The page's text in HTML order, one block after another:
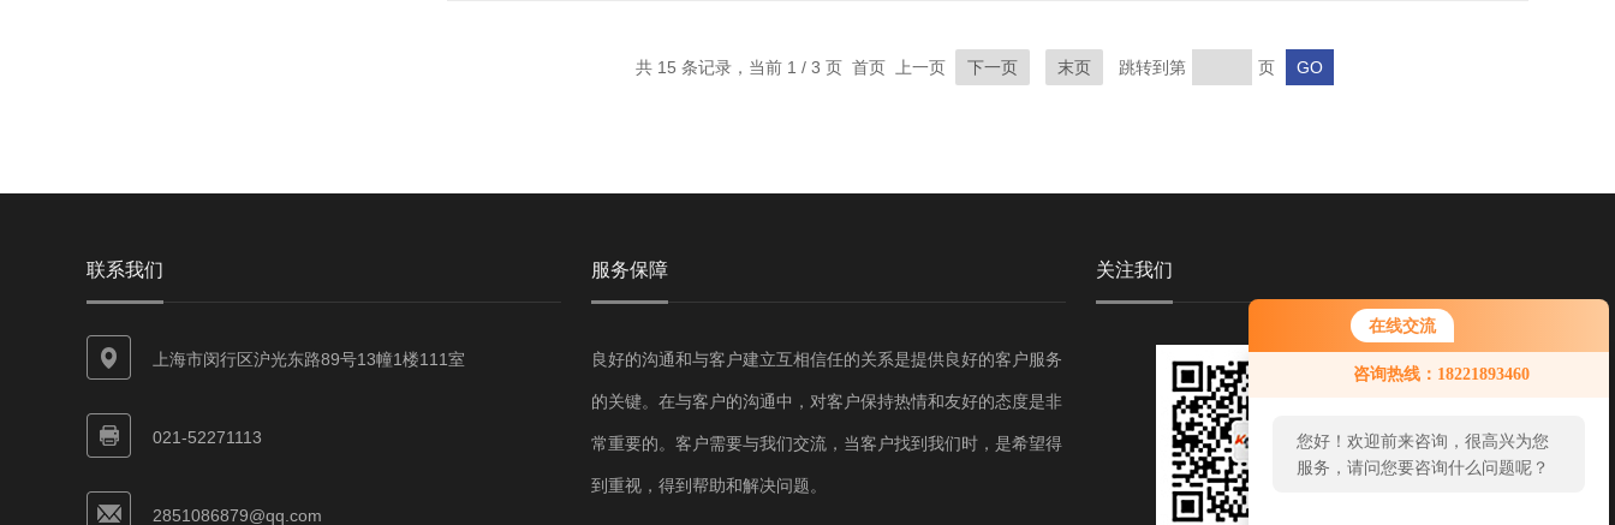
在线交流
咨询热线：18221893460
您好！欢迎前来咨询，很高兴为您
服务，请问您要咨询什么问题呢？
共 15 条记录，当前 1 / 3 页 首页 上一页 下一页 末页 跳转到第 页
联系我们
上海市闵行区沪光东路89号13幢1楼111室
021-52271113
2851086879@qq.com
服务保障
良好的沟通和与客户建立互相信任的关系是提供良好的客户服务
的关键。在与客户的沟通中，对客户保持热情和友好的态度是非
常重要的。客户需要与我们交流，当客户找到我们时，是希望得
到重视，得到帮助和解决问题。
关注我们